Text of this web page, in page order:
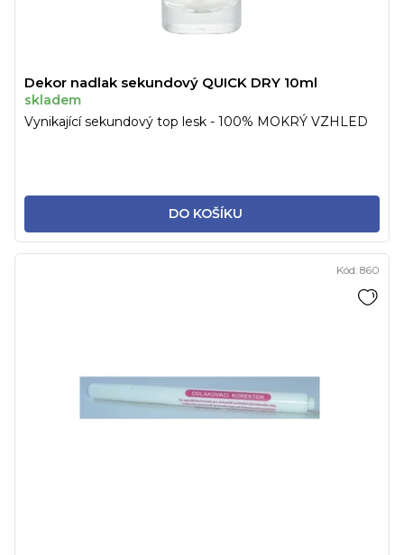
Dekor nadlak sekundový QUICK DRY 10ml
skladem
DO KOŠÍKU
Vynikající sekundový top lesk - 100% MOKRÝ VZHLED
Kód: 860